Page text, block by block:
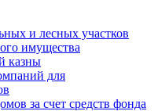
и лесных участков
имущества
казны
для
за счет средств фонда